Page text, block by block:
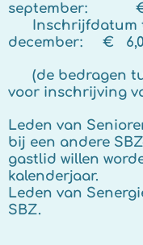
september: €
Inschrijfdatum
december: €
(de bedragen
voor inschrijving
Leden van
bij een andere
gastlid willen
kalenderjaar.
Leden van
SBZ.